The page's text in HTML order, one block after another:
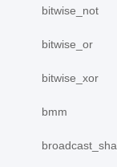
bitwise_not
bitwise_or
bitwise_xor
bmm